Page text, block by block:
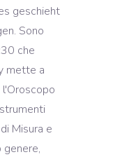
geschieht
Sono
che
mette a
Misura e